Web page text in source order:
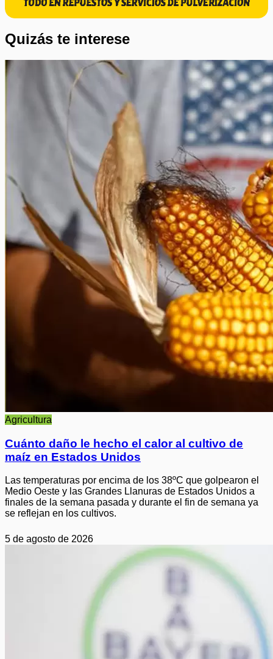
Quizás te interese
Agricultura
Cuánto daño le hecho el calor al cultivo de
maíz en Estados Unidos
Las temperaturas por encima de los 38ºC que golpearon el
Medio Oeste y las Grandes Llanuras de Estados Unidos a
finales de la semana pasada y durante el fin de semana ya
se reflejan en los cultivos.
5 de agosto de 2026